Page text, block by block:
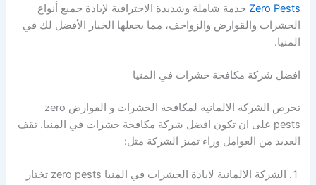
Zero Pests خدمة شاملة وشديدة الاحترافية لإبادة جميع أنواع
الحشرات والقوارض والزواحف، مما يجعلها الخيار الأفضل لك في
المنيا.
افضل شركة مكافحة حشرات في المنيا
تحرص الشركة الالمانية لمكافحة الحشرات و القوارض zero
pests على ان تكون افضل شركة مكافحة حشرات في المنيا. تقف
العديد من العوامل وراء تميز الشركة مثل:
الشركة الالمانية لابادة الحشرات في المنيا zero pests تختار